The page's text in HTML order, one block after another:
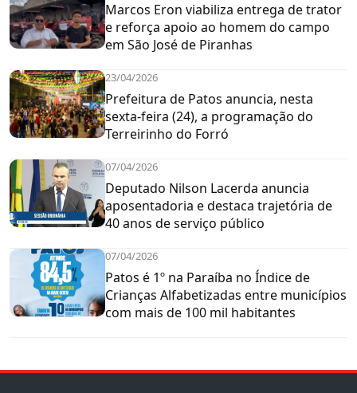
Marcos Eron viabiliza entrega de trator
e reforça apoio ao homem do campo
em São José de Piranhas
23/04/2026
Prefeitura de Patos anuncia, nesta
sexta-feira (24), a programação do
Terreirinho do Forró
07/04/2026
Deputado Nilson Lacerda anuncia
aposentadoria e destaca trajetória de
40 anos de serviço público
07/04/2026
Patos é 1º na Paraíba no Índice de
Crianças Alfabetizadas entre municípios
com mais de 100 mil habitantes